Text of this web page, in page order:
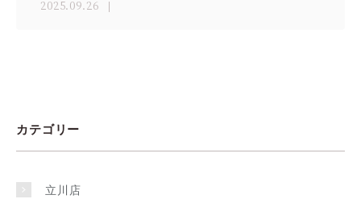
2025.09.26
カテゴリー
立川店